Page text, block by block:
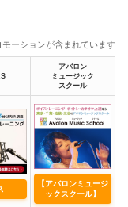
ーションが含まれています
アバロン
ミュージック
スクール
【アバロンミュージ
ックスクール】